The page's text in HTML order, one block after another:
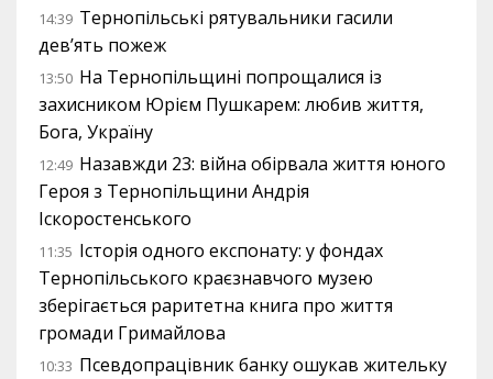
14:39 Тернопільські рятувальники гасили
дев’ять пожеж
13:50 На Тернопільщині попрощалися із
захисником Юрієм Пушкарем: любив життя,
Бога, Україну
12:49 Назавжди 23: війна обірвала життя юного
Героя з Тернопільщини Андрія
Іскоростенського
11:35 Історія одного експонату: у фондах
Тернопільського краєзнавчого музею
зберігається раритетна книга про життя
громади Гримайлова
10:33 Псевдопрацівник банку ошукав жительку